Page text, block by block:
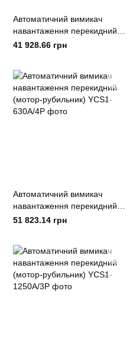
Автоматичний вимикач
навантаження перекидний
(мотор-рубильник) YCS1-
41 928.66 грн
Автоматичний вимикач
навантаження перекидний
(мотор-рубильник) YCS1-
51 823.14 грн